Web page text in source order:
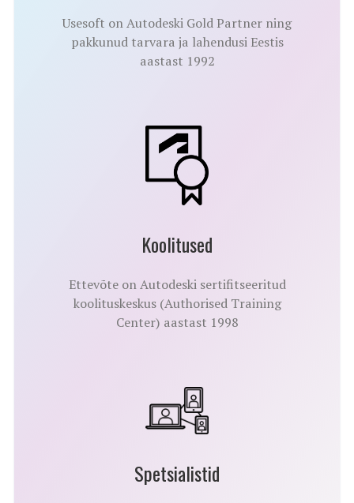
Usesoft on Autodeski Gold Partner ning
pakkunud tarvara ja lahendusi Eestis
aastast 1992
Koolitused
Ettevõte on Autodeski sertifitseeritud
koolituskeskus (Authorised Training
Center) aastast 1998
Spetsialistid